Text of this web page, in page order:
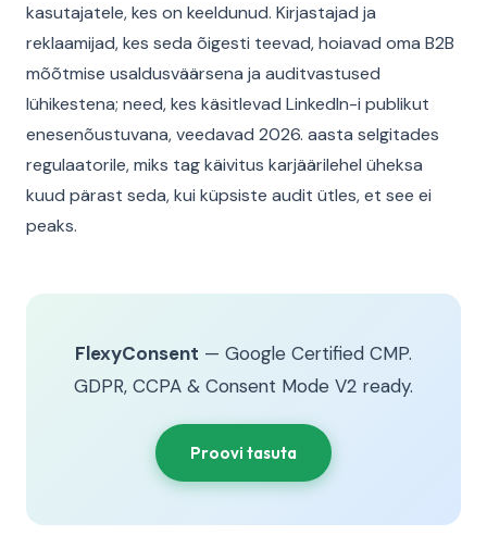
kasutajatele, kes on keeldunud. Kirjastajad ja
reklaamijad, kes seda õigesti teevad, hoiavad oma B2B
mõõtmise usaldusväärsena ja auditvastused
lühikestena; need, kes käsitlevad LinkedIn-i publikut
enesenõustuvana, veedavad 2026. aasta selgitades
regulaatorile, miks tag käivitus karjäärilehel üheksa
kuud pärast seda, kui küpsiste audit ütles, et see ei
peaks.
FlexyConsent — Google Certified CMP.
GDPR, CCPA & Consent Mode V2 ready.
Proovi tasuta